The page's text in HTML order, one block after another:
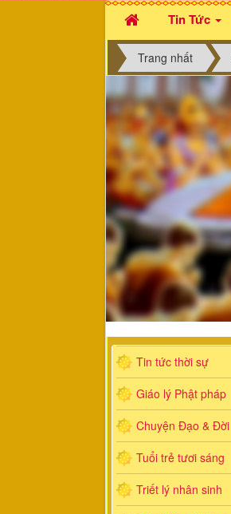
Tin Tức
Trang nhất
Tin tức thời sự
Giáo lý Phật pháp
Chuyện Đạo & Đời
Tuổi trẻ tươi sáng
Triết lý nhân sinh